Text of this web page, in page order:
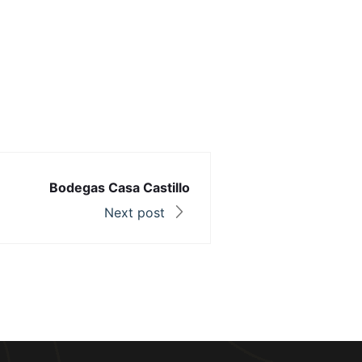
Bodegas Casa Castillo
Next post